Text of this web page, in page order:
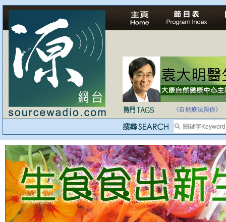
法治社會並不等同
自家教育合法化-
《自然療法與你》